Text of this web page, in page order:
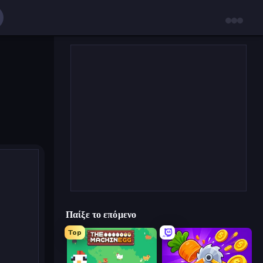
Παίξε το επόμενο
Top